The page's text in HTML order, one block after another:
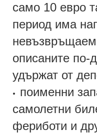
само 10 евро
период има
описаните по-
удържат от
• поименни
самолетни
фериботи и